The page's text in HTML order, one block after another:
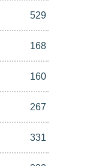
529
168
160
267
331